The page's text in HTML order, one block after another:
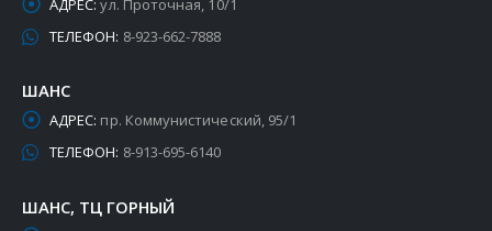
ТЕЛЕФОН: 8-923-662-7888
ШАНС
АДРЕС: пр. Коммунистический, 95/1
ТЕЛЕФОН: 8-913-695-6140
ШАНС, ТЦ ГОРНЫЙ